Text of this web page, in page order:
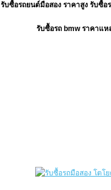
รับซื้อรถยนต์มือสอง ราคาสูง รับซื้
รับซื้อรถ bmw ราคาแห